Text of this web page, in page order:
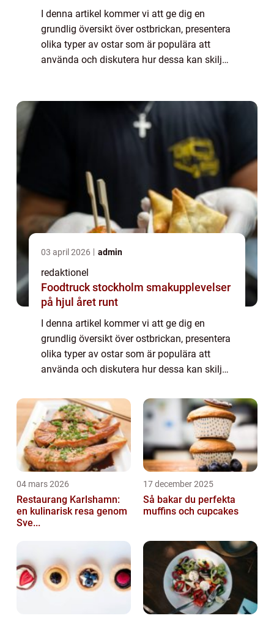
I denna artikel kommer vi att ge dig en
grundlig översikt över ostbrickan, presentera
olika typer av ostar som är populära att
använda och diskutera hur dessa kan skilja
03 april 2026 admin
redaktionel
Foodtruck stockholm smakupplevelser
på hjul året runt
I denna artikel kommer vi att ge dig en
grundlig översikt över ostbrickan, presentera
olika typer av ostar som är populära att
använda och diskutera hur dessa kan skilja
dig en historisk genomgång av för- och...
04 mars 2026
Restaurang Karlshamn:
en kulinarisk resa genom
Sve...
17 december 2025
Så bakar du perfekta
muffins och cupcakes